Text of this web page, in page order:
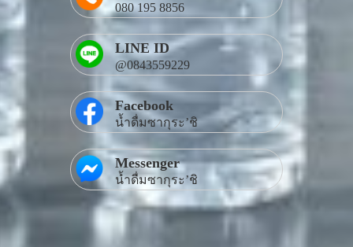
080 195 8856
LINE ID
@0843559229
Facebook
น้ำดื่มซากุระ’ชิ
Messenger
น้ำดื่มซากุระ’ชิ